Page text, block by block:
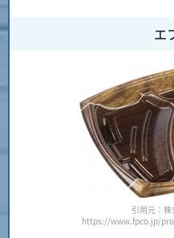
エ
引用元：
https://www.fpco.jp/